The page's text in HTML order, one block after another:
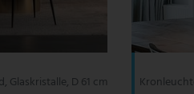
D 61 cm